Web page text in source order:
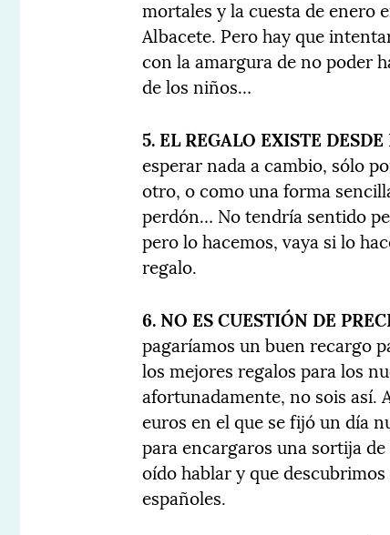
mortales y la cuesta de enero
Albacete. Pero hay que
con la amargura de no poder
de los niños…
5. EL REGALO EXISTE
esperar nada a cambio, sólo
otro, o como una forma
perdón… No tendría sentido
pero lo hacemos, vaya si lo
regalo.
6. NO ES CUESTIÓN DE
pagaríamos un buen recargo
los mejores regalos para los
afortunadamente, no sois así.
euros en el que se fijó un día
para encargaros una sortija
oído hablar y que
españoles.